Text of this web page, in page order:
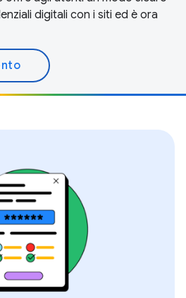
digitali con i siti ed è ora